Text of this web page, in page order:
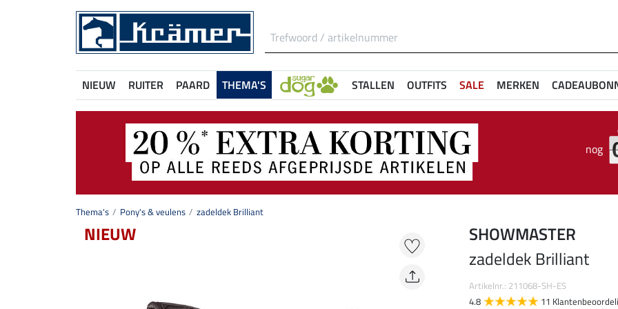
NIEUW RUITER PAARD THEMA'S STALLEN OUTFITS SALE MERKEN
nog
Thema's Pony's & veulens zadeldek Brilliant
NIEUW
SHOWMASTER
zadeldek Brilliant
Artikelnr.: 211068-SH-ES
4.8
11